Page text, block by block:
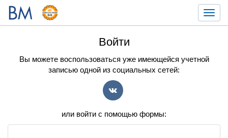
Войти
Вы можете воспользоваться уже имеющейся учетной
записью одной из социальных сетей:
или войти с помощью формы: